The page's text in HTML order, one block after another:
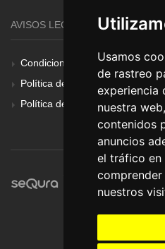
Usamos
de rastreo
experiencia
nuestra
contenidos
anuncios
el tráfico en
nuestros
AVISOS LEGALES
Condiciones Generales
Política de Cookies
Política de Privacidad